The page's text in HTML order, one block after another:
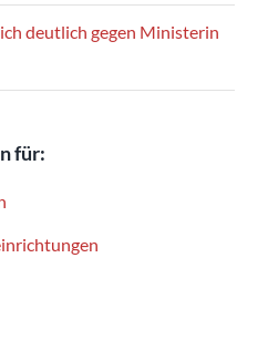
deutlich gegen Ministerin
für: